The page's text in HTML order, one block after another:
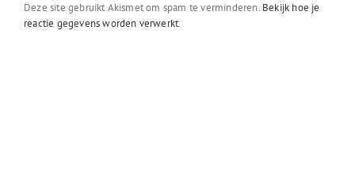
Deze site gebruikt Akismet om spam te verminderen. Bekijk hoe je
reactie gegevens worden verwerkt.